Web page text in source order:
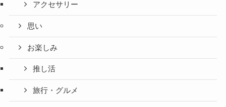
アクセサリー
思い
お楽しみ
推し活
旅行・グルメ